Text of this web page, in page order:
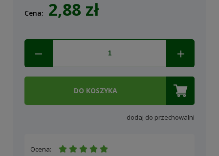
Cena: 2,88 zł
DO KOSZYKA
dodaj do przechowalni
Ocena: